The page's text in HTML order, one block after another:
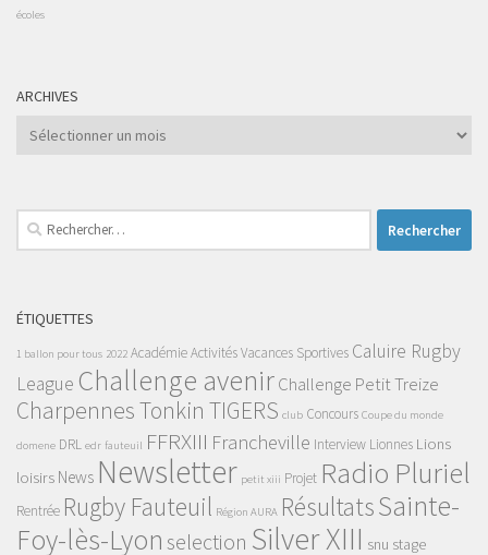
écoles
ARCHIVES
Archives
Rechercher :
ÉTIQUETTES
1 ballon pour tous 2022 AcadémieActivités Vacances Sportives Caluire Rugby
League Challenge avenirChallenge Petit Treize
Charpennes Tonkin TIGERS club Concours Coupe du monde
domene DRL edr fauteuil FFRXIII Francheville Interview Lionnes Lions
loisirs News Newsletter petit xiii Projet Radio Pluriel
Rentrée Rugby Fauteuil Région AURA RésultatsSainte-
Foy-lès-Lyon selection Silver XIII snu stage